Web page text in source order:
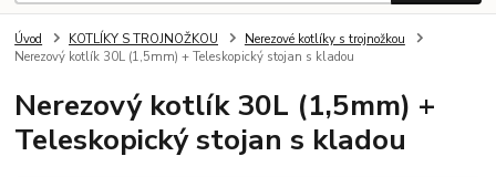
Úvod KOTLÍKY S TROJNOŽKOU
Nerezové kotlíky s trojnožkou
Nerezový kotlík 30L (1,5mm) + Teleskopický stojan s kladou
Nerezový kotlík 30L (1,5mm) +
Teleskopický stojan s kladou